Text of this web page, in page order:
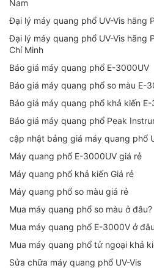
Nam
Đại lý máy quang phổ UV-Vis hãng
Đại lý máy quang phổ UV-Vis hãng
Chí Minh
Báo giá máy quang phổ E-3000UV
Báo giá máy quang phổ so màu E-
Báo giá máy quang phổ khả kiến
Báo giá máy quang phổ Peak
cập nhật bảng giá máy quang phổ
Máy quang phổ E-3000UV giá rẻ
Máy quang phổ khả kiến Giá rẻ
Máy quang phổ so màu giá rẻ
Mua máy quang phổ so màu ở đâu?
Mua máy quang phổ E-3000V ở
Mua máy quang phổ tử ngoại khả
Sửa chữa máy quang phổ UV-Vis